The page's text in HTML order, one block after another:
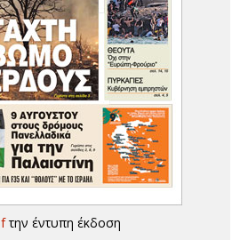
την έντυπη έκδοση